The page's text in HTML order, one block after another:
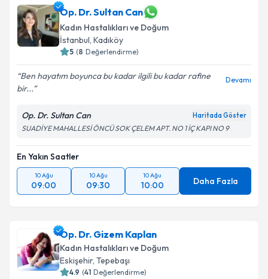
Op. Dr. Sultan Can
Kadın Hastalıkları ve Doğum
İstanbul, Kadıköy
5 (8 Değerlendirme)
Ben hayatım boyunca bu kadar ilgili bu kadar rafine
bir...
Devamı
Op. Dr. Sultan Can Haritada Göster
SUADİYE MAHALLESİ ÖNCÜ SOK ÇELEM APT. NO 1 İÇ KAPI NO 9
En Yakın Saatler
10 Ağu
09:00
10 Ağu
09:30
10 Ağu
10:00 Daha Fazla
Op. Dr. Gizem Kaplan
Kadın Hastalıkları ve Doğum
Eskişehir, Tepebaşı
4.9 (41 Değerlendirme)